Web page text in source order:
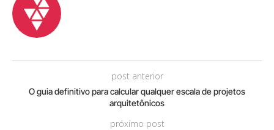
post anterior
O guia definitivo para calcular qualquer escala de projetos
arquitetônicos
próximo post